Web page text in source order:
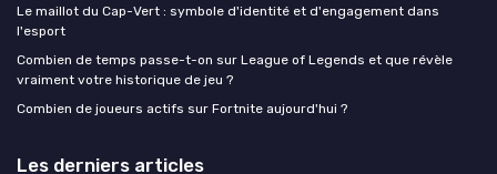
Le maillot du Cap-Vert : symbole d'identité et d'engagement dans
l'esport
Combien de temps passe-t-on sur League of Legends et que révèle
vraiment votre historique de jeu ?
Combien de joueurs actifs sur Fortnite aujourd'hui ?
Les derniers articles